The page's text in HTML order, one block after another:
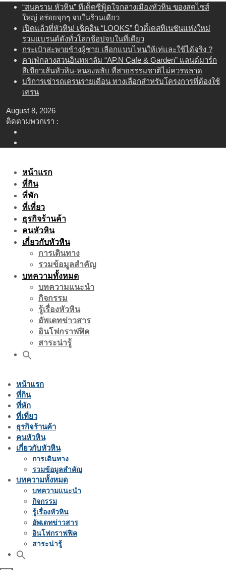
content
“สนคราม หัวหิน” ทีเด็ดซีฟู้ดใจกลางเมืองหัวหิน ของสดไซส์
ใหญ่ อร่อยจุกๆ จบในร้านเดียว
เปิดแล้วที่หัวหิน! เช็คอิน “LOOKS” บิวตี้เดสทิเนชันแห่งใหม่
รวมแบรนด์ดังทั่วโลกช้อปจบในที่เดียว
กระเป๋าสะพายข้างผู้ชาย เลือกแบบไหนให้เท่และใช้ได้จริง ?
คาเฟ่กลางสวนอินทผาลัม “AP.N Cafe & Garden” แลนด์มาร์ก
สีเขียวเส้นหัวหิน-หนองพลับ ที่สายธรรมชาติไม่ควรพลาด
บริการเช่ารถเครนรายเดือน ทางเลือกสำหรับโครงการที่ต้องใช้
เครน
August 8, 2026
ติดตามพวกเรา :
หน้าแรก
ที่กิน
ที่พัก
ที่เที่ยว
ธุรกิจร้านค้า
คนหัวหิน
เกี่ยวกับหัวหิน
การเดินทาง
รวมข้อมูลสำคัญ
บทความทั้งหมด
บทความแนะนำ
กิจกรรม
รู้เรื่องหัวหิน
อัพเดทข่าวสาร
อินโฟกราฟฟิค
สาระน่ารู้
หน้าแรก
ที่กิน
ที่พัก
ที่เที่ยว
ธุรกิจร้านค้า
คนหัวหิน
เกี่ยวกับหัวหิน
การเดินทาง
รวมข้อมูลสำคัญ
บทความทั้งหมด
บทความแนะนำ
กิจกรรม
รู้เรื่องหัวหิน
อัพเดทข่าวสาร
อินโฟกราฟฟิค
สาระน่ารู้